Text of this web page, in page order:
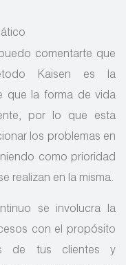
comentarte que
Kaisen es la
que la forma de vida
por lo que esta
los problemas en
como prioridad
realizan en la misma.
se involucra la
con el propósito
de tus clientes y